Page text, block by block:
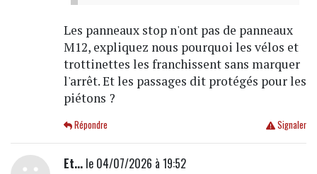
Les panneaux stop n'ont pas de panneaux
M12, expliquez nous pourquoi les vélos et
trottinettes les franchissent sans marquer
l'arrêt. Et les passages dit protégés pour les
piétons ?
Signaler
Répondre
Et...le 04/07/2026 à 19:52